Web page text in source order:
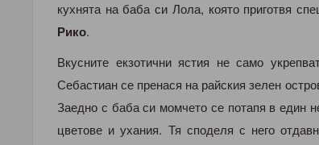
кухнята на баба си Лола, която приготвя
Рико.
Вкусните екзотични ястия не само
Себастиан се пренася на райския зелен
Заедно с баба си момчето се потапя в един
цветове и ухания. Тя споделя с него